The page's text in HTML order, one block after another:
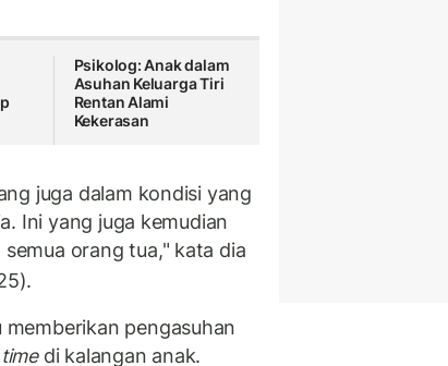
Psikolog: Anak dalam
Asuhan Keluarga Tiri
Rentan Alami
Kekerasan
juga dalam kondisi yang
Ini yang juga kemudian
orang tua," kata dia
pengasuhan
di kalangan anak.